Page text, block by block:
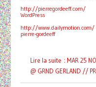
http://pierregordeeff.com/
WordPress
http://www.dailymotion.com/
pierre-gordeeff
Lire la suite : MAR 25
@ GRND GERLAND //